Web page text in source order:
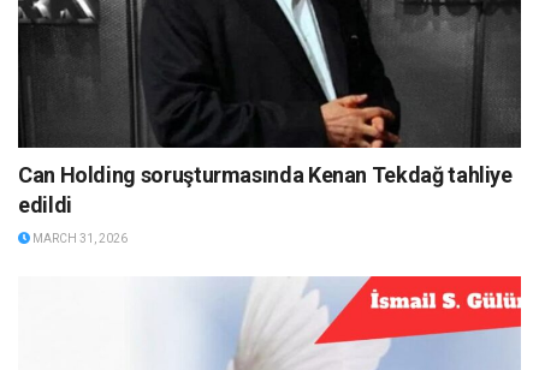
Can Holding soruşturmasında Kenan Tekdağ tahliye
edildi
MARCH 31, 2026